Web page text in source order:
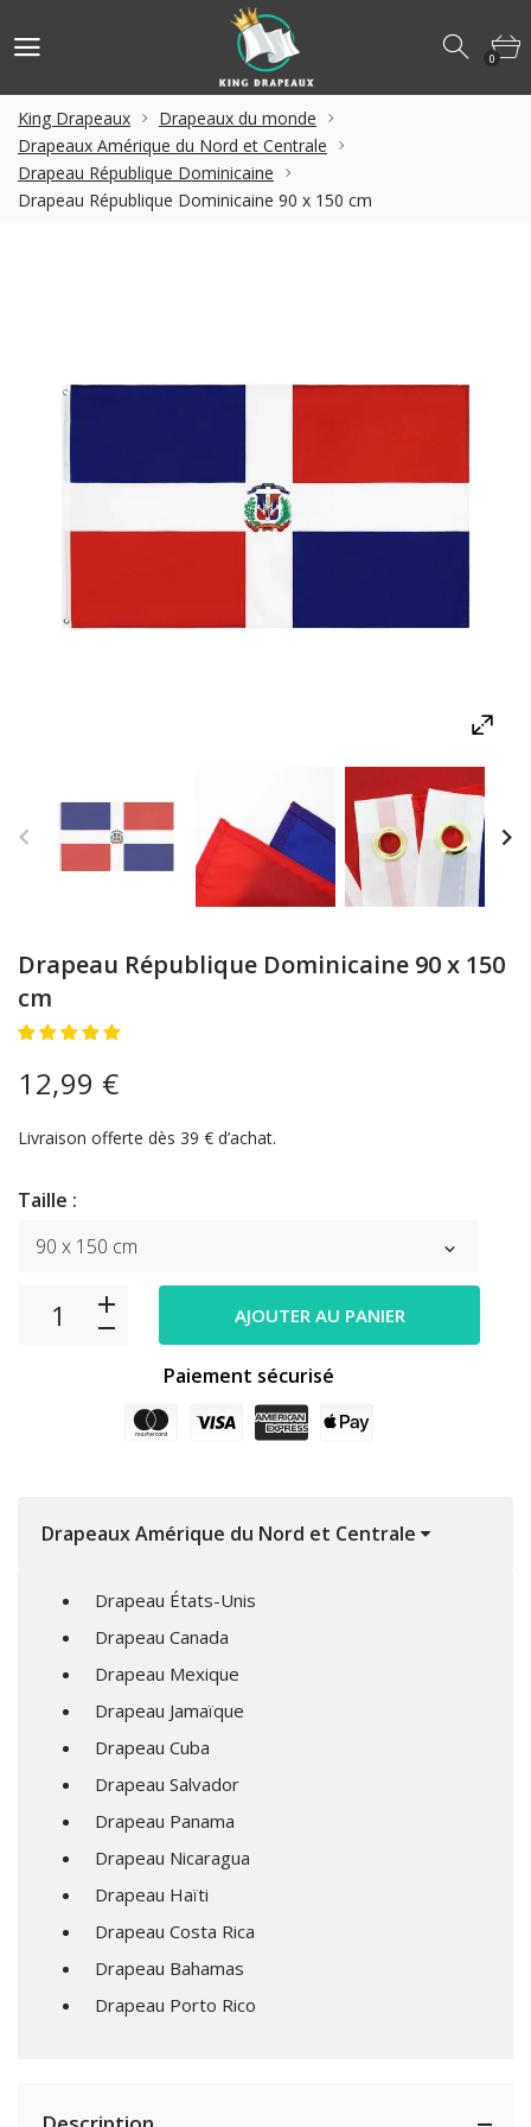
0
King Drapeaux
Drapeaux du monde
Drapeaux Amérique du Nord et Centrale
Drapeau République Dominicaine
Drapeau République Dominicaine 90 x 150 cm
12,99 €
Drapeau République Dominicaine 90 x 150
cm
Livraison offerte dès 39 € d’achat.
Taille :
AJOUTER AU PANIER
Paiement sécurisé
Drapeaux Amérique du Nord et Centrale
Drapeau États-Unis
Drapeau Canada
Drapeau Mexique
Drapeau Jamaïque
Drapeau Cuba
Drapeau Salvador
Drapeau Panama
Drapeau Nicaragua
Drapeau Haïti
Drapeau Costa Rica
Drapeau Bahamas
Drapeau Porto Rico